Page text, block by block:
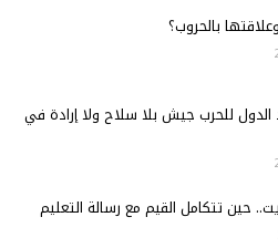
بالحروب؟
الدول للحرب جيش بلا سلاح ولا إرادة في
حين تتكامل القيم مع رسالة التعليم